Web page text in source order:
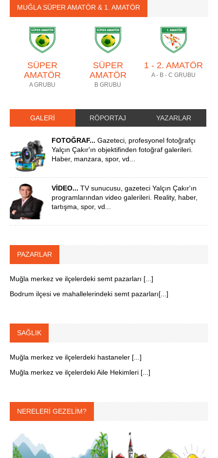
MUĞLA SÜPER AMATÖR & 1. AMATÖR
SÜPER
AMATÖR
A GRUBU
SÜPER
AMATÖR
B GRUBU
1 - 2. AMATÖR
A - B - C GRUBU
GALERİ RÖPORTAJ YAZARLAR
FOTOĞRAF... Gazeteci, profesyonel fotoğrafçı
Yalçın Çakır'ın objektifinden fotoğraf galerileri.
Haber, manzara, spor, vd...
VİDEO... TV sunucusu, gazeteci Yalçın Çakır'ın
programlarından video galerileri. Reality, haber,
tartışma, spor, vd...
PAZARLAR
Muğla merkez ve ilçelerdeki semt pazarları [...]
Bodrum ilçesi ve mahallelerindeki semt pazarları[...]
SAĞLIK
Muğla merkez ve ilçelerdeki hastaneler [...]
Muğla merkez ve ilçelerdeki Aile Hekimleri [...]
NERELERİ GEZELİM?